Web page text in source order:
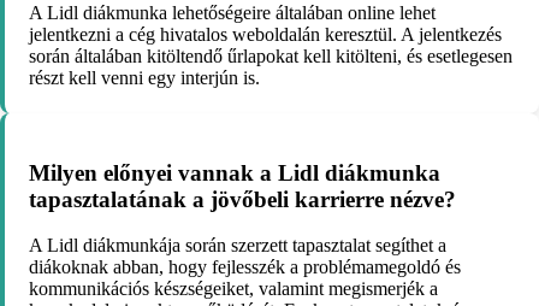
A Lidl diákmunka lehetőségeire általában online lehet
jelentkezni a cég hivatalos weboldalán keresztül. A jelentkezés
során általában kitöltendő űrlapokat kell kitölteni, és esetlegesen
részt kell venni egy interjún is.
Milyen előnyei vannak a Lidl diákmunka
tapasztalatának a jövőbeli karrierre nézve?
A Lidl diákmunkája során szerzett tapasztalat segíthet a
diákoknak abban, hogy fejlesszék a problémamegoldó és
kommunikációs készségeiket, valamint megismerjék a